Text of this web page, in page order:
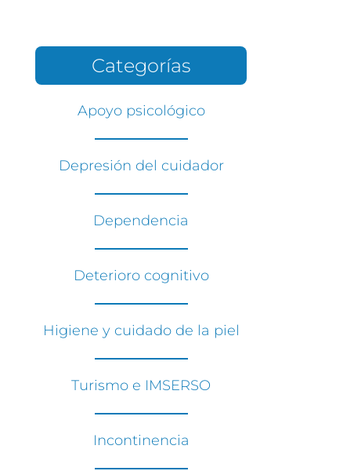
Categorías
Apoyo psicológico
Depresión del cuidador
Dependencia
Deterioro cognitivo
Higiene y cuidado de la piel
Turismo e IMSERSO
Incontinencia